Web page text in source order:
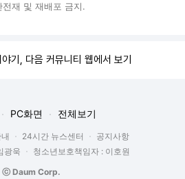
재 및 재배포 금지.
기, 다음 커뮤니티 웹에서 보기
PC화면 전체보기
24시간 뉴스센터
공지사항
광욱
청소년보호책임자 : 이호원
ⓒ Daum Corp.